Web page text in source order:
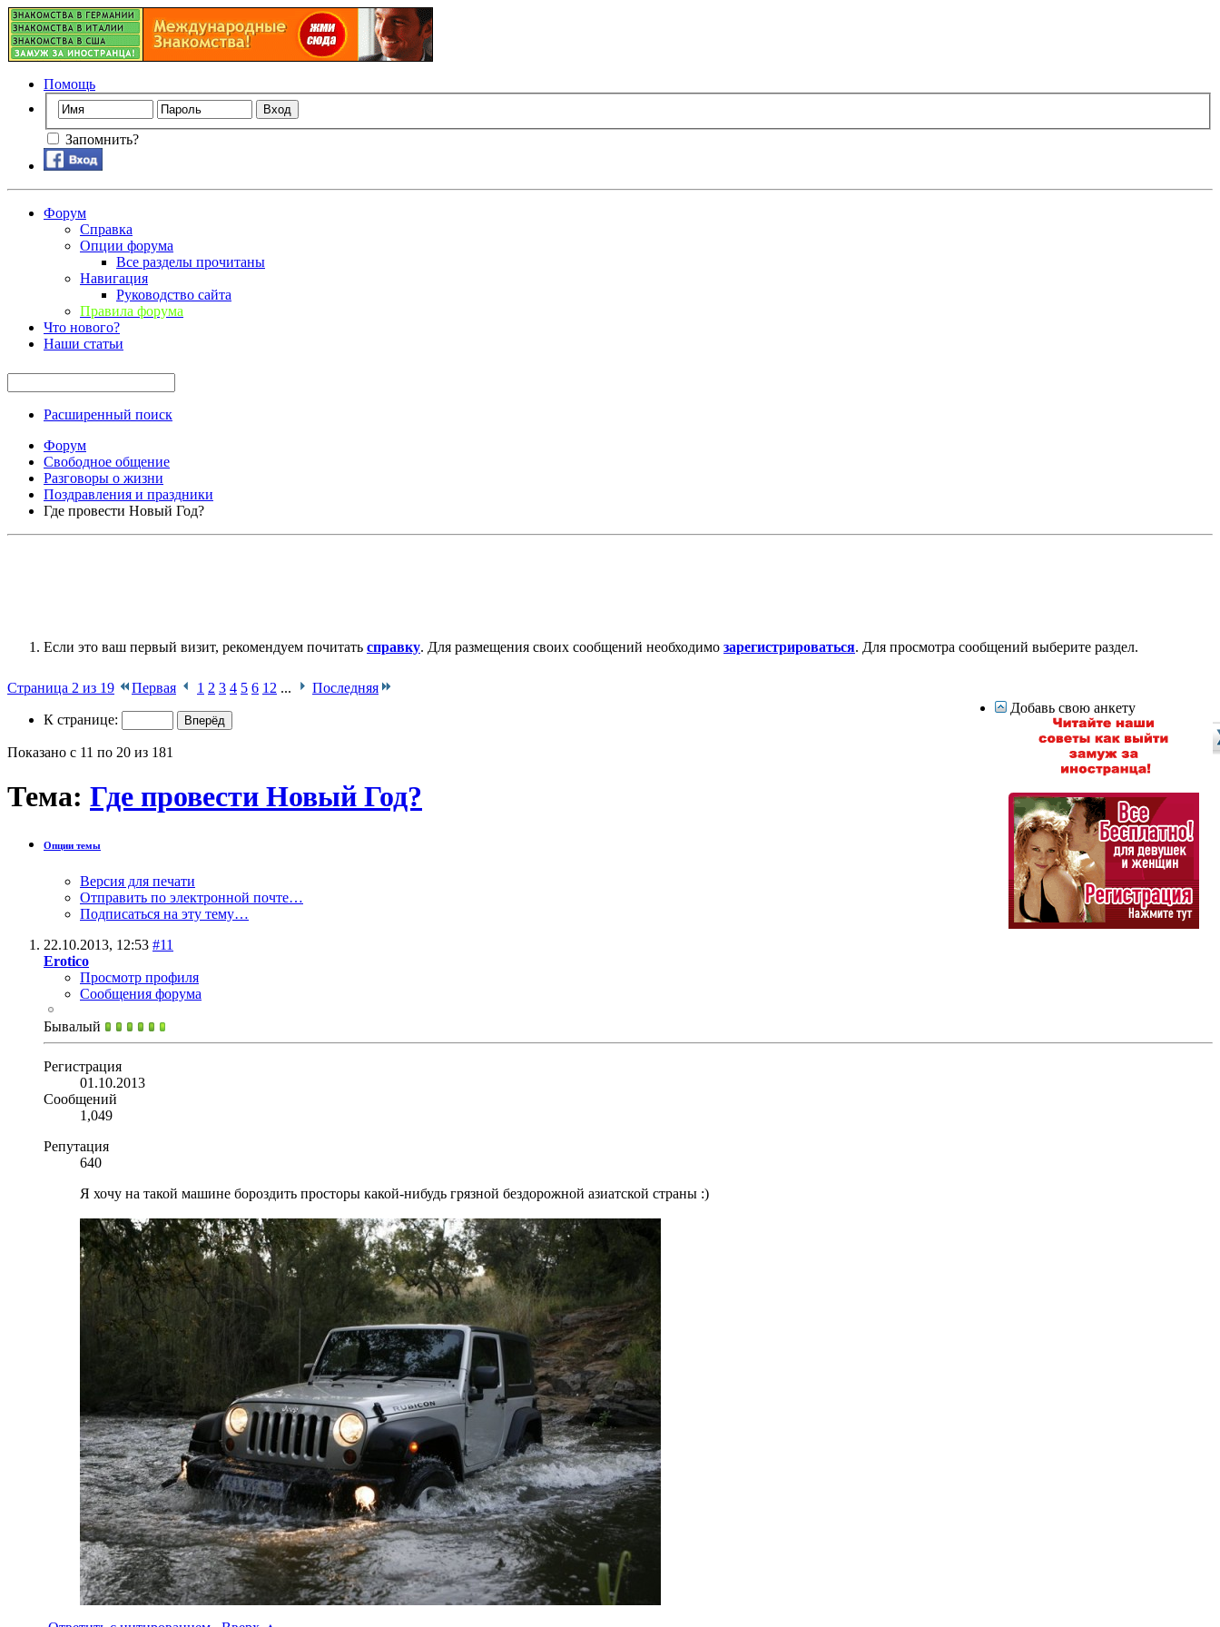
Помощь
Запомнить?
Форум
Справка
Опции форума
Все разделы прочитаны
Навигация
Руководство сайта
Правила форума
Что нового?
Наши статьи
Расширенный поиск
Форум
Свободное общение
Разговоры о жизни
Поздравления и праздники
Где провести Новый Год?
Если это ваш первый визит, рекомендуем почитать справку. Для размещения своих сообщений необходимо зарегистрироваться. Для просмотра сообщений выберите раздел.
Страница 2 из 19 Первая 1 2 3 4 5 6 12 ... Последняя
К странице:
Показано с 11 по 20 из 181
Тема: Где провести Новый Год?
Опции темы
Версия для печати
Отправить по электронной почте…
Подписаться на эту тему…
22.10.2013, 12:53 #11
Erotico
Просмотр профиля
Сообщения форума
Бывалый
Регистрация
01.10.2013
Сообщений
1,049
Репутация
640
Я хочу на такой машине бороздить просторы какой-нибудь грязной бездорожной азиатской страны :)
Добавь свою анкету